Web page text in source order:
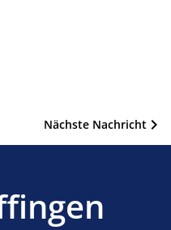
Nächste Nachricht